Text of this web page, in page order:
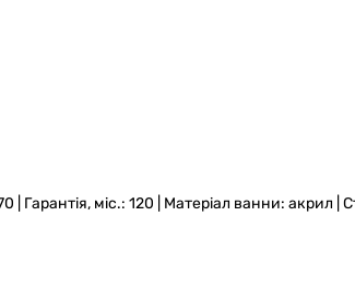
міс.: 120 | Матеріал ванни: акрил |